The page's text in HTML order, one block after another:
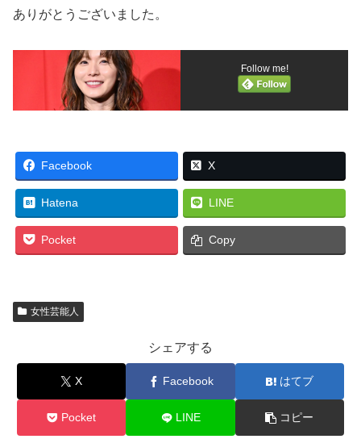
ありがとうございました。
Follow me!
Facebook X
Hatena LINE
Pocket Copy
女性芸能人
シェアする
X Facebook はてブ
Pocket LINE コピー